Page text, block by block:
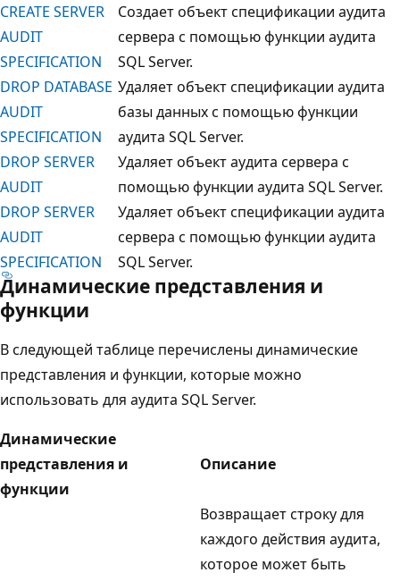
CREATE SERVER
AUDIT
SPECIFICATION
Создает объект спецификации аудита
сервера с помощью функции аудита
SQL Server.
DROP DATABASE
AUDIT
SPECIFICATION
Удаляет объект спецификации аудита
базы данных с помощью функции
аудита SQL Server.
DROP SERVER
AUDIT
Удаляет объект аудита сервера с
помощью функции аудита SQL Server.
DROP SERVER
AUDIT
SPECIFICATION
Удаляет объект спецификации аудита
сервера с помощью функции аудита
SQL Server.
Динамические представления и
функции
В следующей таблице перечислены динамические
представления и функции, которые можно
использовать для аудита SQL Server.
Динамические
представления и
функции
Описание
Возвращает строку для
каждого действия аудита,
которое может быть